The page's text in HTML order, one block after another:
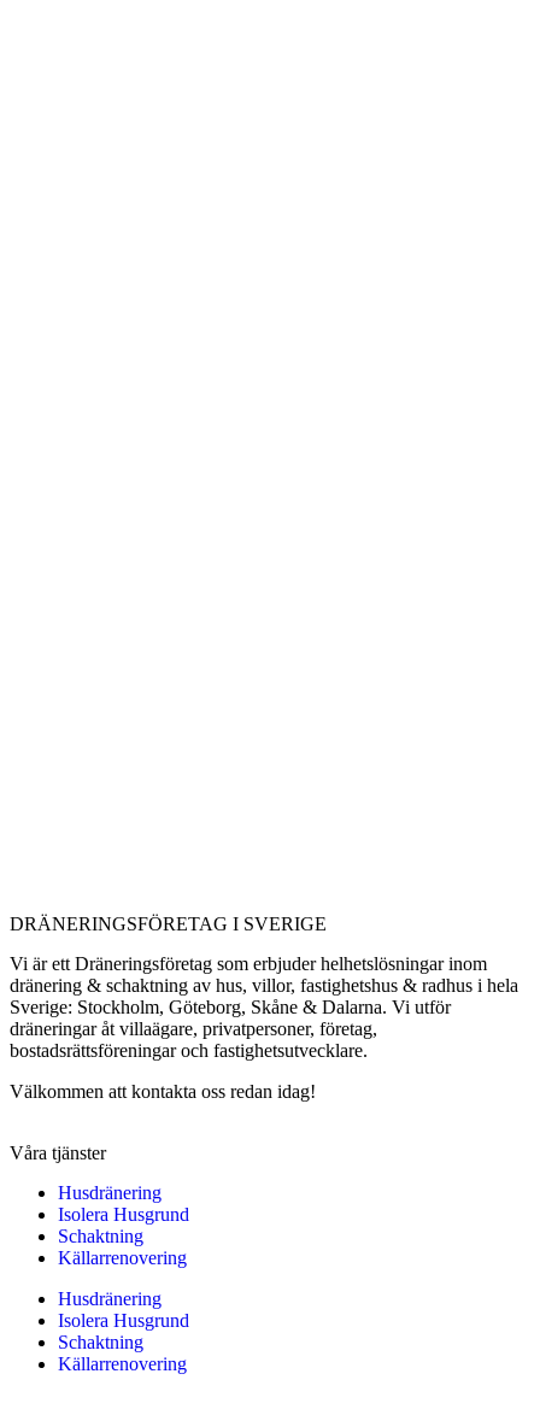
DRÄNERINGSFÖRETAG I SVERIGE
Vi är ett Dräneringsföretag som erbjuder helhetslösningar inom
dränering & schaktning av hus, villor, fastighetshus & radhus i hela
Sverige: Stockholm, Göteborg, Skåne & Dalarna. Vi utför
dräneringar åt villaägare, privatpersoner, företag,
bostadsrättsföreningar och fastighetsutvecklare.
Välkommen att kontakta oss redan idag!
Våra tjänster
Husdränering
Isolera Husgrund
Schaktning
Källarrenovering
Husdränering
Isolera Husgrund
Schaktning
Källarrenovering